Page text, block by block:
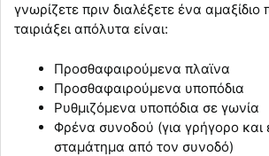
γνωρίζετε πριν διαλέξετε ένα
ταιριάξει απόλυτα είναι:
Προσθαφαιρούμενα πλαϊνα
Προσθαφαιρούμενα υποπόδια
Ρυθμιζόμενα υποπόδια σε γωνία
Φρένα συνοδού (για γρήγορο και
σταμάτημα από τον συνοδό)